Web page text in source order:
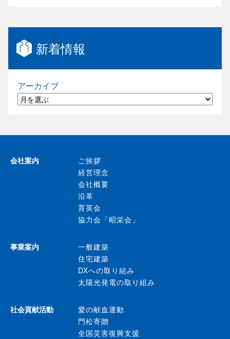
新着情報
アーカイブ
会社案内
ご挨拶
経営理念
会社概要
沿革
育英会
協力会「昭栄会」
事業案内
一般建築
住宅建築
DXへの取り組み
太陽光発電の取り組み
社会貢献活動
愛の献血運動
門松寄贈
全国災害復興支援